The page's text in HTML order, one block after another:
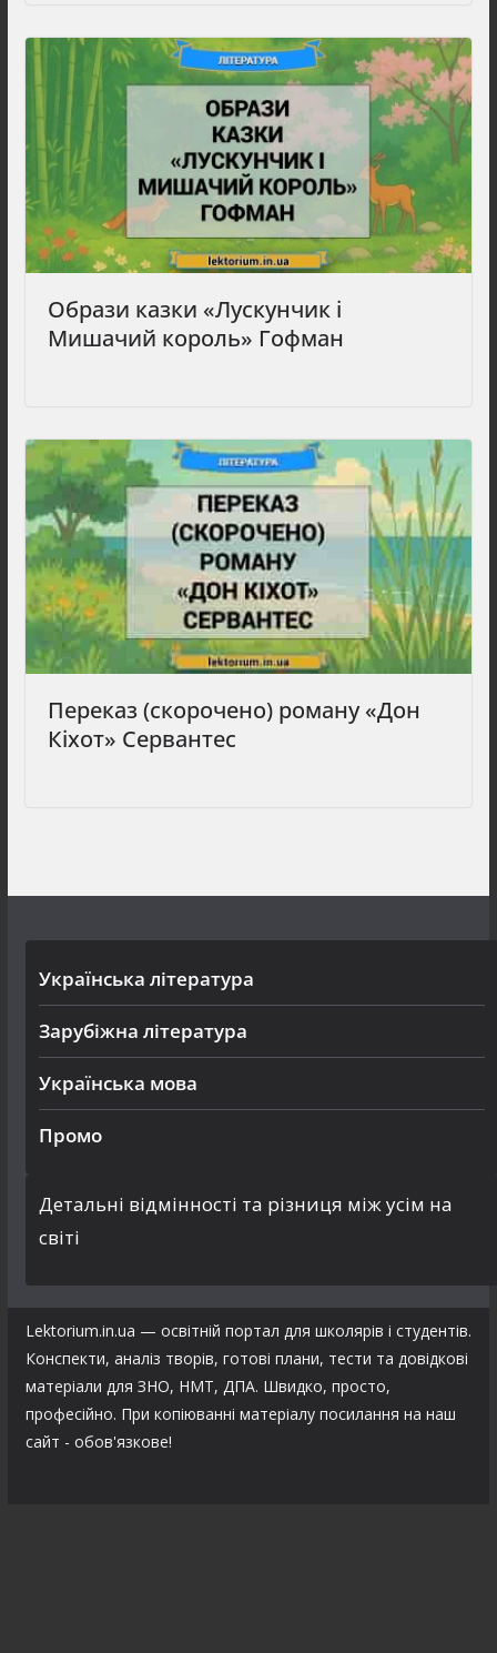
Образи казки «Лускунчик і
Мишачий король» Гофман
Переказ (скорочено) роману «Дон
Кіхот» Сервантес
Українська література
Зарубіжна література
Українська мова
Промо
Детальні відмінності та різниця між усім на
світі
Lektorium.in.ua — освітній портал для школярів і студентів.
Конспекти, аналіз творів, готові плани, тести та довідкові
матеріали для ЗНО, НМТ, ДПА. Швидко, просто,
професійно. При копіюванні матеріалу посилання на наш
сайт - обов'язкове!